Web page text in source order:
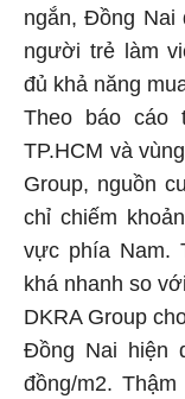
ngắn, Đồng Nai
người trẻ làm
đủ khả năng
Theo báo cáo
TP.HCM và
Group, nguồn
chỉ chiếm
vực phía Nam.
khá nhanh so
DKRA Group
Đồng Nai hiện
đồng/m2.